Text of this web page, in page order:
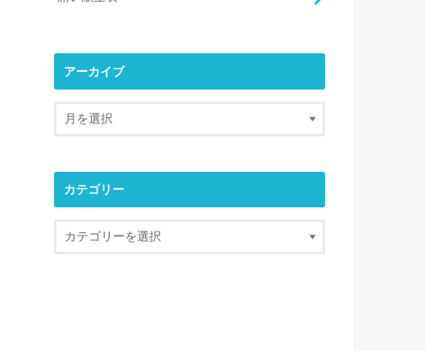
アーカイブ
カテゴリー